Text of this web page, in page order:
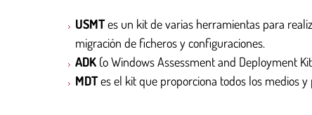
USMTes un kit de varias herramientas para
migración de ficheros y configuraciones.
ADK (o Windows Assessment and Deployment
MDTes el kit que proporciona todos los medios